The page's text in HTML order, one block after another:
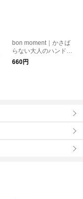
bon moment｜かさば
らない大人のハンドタ
オル ガーゼハンカチ
【33×33cm】
660円